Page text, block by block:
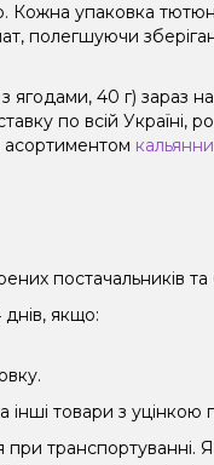
Кожна упаковка
полегшуючи
40 г) зараз
по всій Україні,
постачальників та
якщо:
інші товари з
при